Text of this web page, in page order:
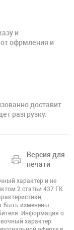
и
офрмления и
доставит
разгрузку.
Версия для
печати
характер и не
2 статьи 437 ГК
быть изменены
Информация о
характер.